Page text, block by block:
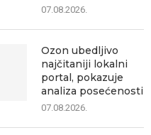
07.08.2026.
Ozon ubedljivo
najčitaniji lokalni
portal, pokazuje
analiza posećenosti
07.08.2026.